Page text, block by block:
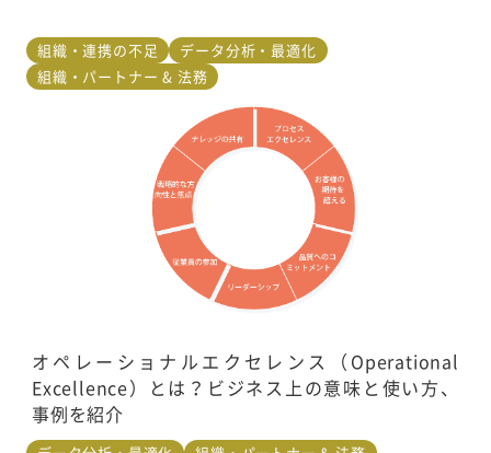
組織・連携の不足
データ分析・最適化
組織・パートナー & 法務
オペレーショナルエクセレンス（Operational
Excellence）とは？ビジネス上の意味と使い方、
事例を紹介